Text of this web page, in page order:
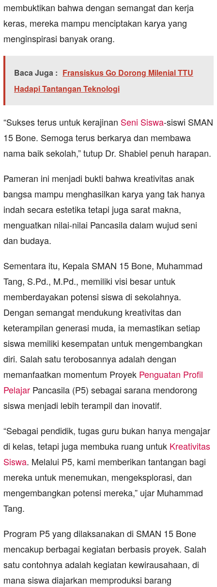
membuktikan bahwa dengan semangat dan kerja
keras, mereka mampu menciptakan karya yang
menginspirasi banyak orang.
Baca Juga : Fransiskus Go Dorong Milenial TTU
Hadapi Tantangan Teknologi
“Sukses terus untuk kerajinan Seni Siswa-siswi SMAN
15 Bone. Semoga terus berkarya dan membawa
nama baik sekolah,” tutup Dr. Shabiel penuh harapan.
Pameran ini menjadi bukti bahwa kreativitas anak
bangsa mampu menghasilkan karya yang tak hanya
indah secara estetika tetapi juga sarat makna,
menguatkan nilai-nilai Pancasila dalam wujud seni
dan budaya.
Sementara itu, Kepala SMAN 15 Bone, Muhammad
Tang, S.Pd., M.Pd., memiliki visi besar untuk
memberdayakan potensi siswa di sekolahnya.
Dengan semangat mendukung kreativitas dan
keterampilan generasi muda, ia memastikan setiap
siswa memiliki kesempatan untuk mengembangkan
diri. Salah satu terobosannya adalah dengan
memanfaatkan momentum Proyek Penguatan Profil
Pelajar Pancasila (P5) sebagai sarana mendorong
siswa menjadi lebih terampil dan inovatif.
“Sebagai pendidik, tugas guru bukan hanya mengajar
di kelas, tetapi juga membuka ruang untuk Kreativitas
Siswa. Melalui P5, kami memberikan tantangan bagi
mereka untuk menemukan, mengeksplorasi, dan
mengembangkan potensi mereka,” ujar Muhammad
Tang.
Program P5 yang dilaksanakan di SMAN 15 Bone
mencakup berbagai kegiatan berbasis proyek. Salah
satu contohnya adalah kegiatan kewirausahaan, di
mana siswa diajarkan memproduksi barang